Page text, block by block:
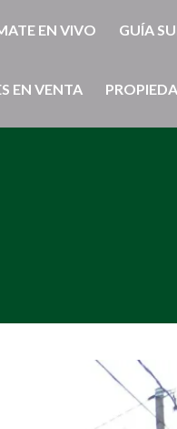
EN VIVO GUÍA
EN VENTA